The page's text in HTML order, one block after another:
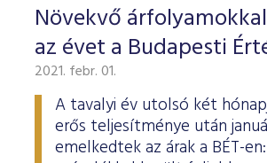
Növekvő
az évet a Budapesti
2021. febr. 01.
A tavalyi év utolsó két
erős teljesítménye után
emelkedtek az árak a BÉT-